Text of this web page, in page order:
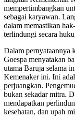
mempertimbangkan
sebagai karyawan.
dalam memastikan
terlindungi secara
Dalam pernyataannya
Goespa menyatakan
utama Baruja selama
Kemenaker ini. Ini
perjuangkan.
bukan sekadar mitra.
mendapatkan
kesehatan, dan upah